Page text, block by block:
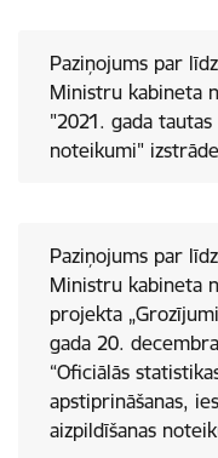
Paziņojums par
Ministru kabineta
"2021. gada
noteikumi"
Paziņojums par
Ministru kabineta
projekta
gada 20.
“Oficiālās
apstiprināšanas,
aizpildīšanas